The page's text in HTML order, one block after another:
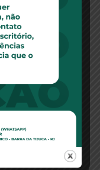
desta dura
da